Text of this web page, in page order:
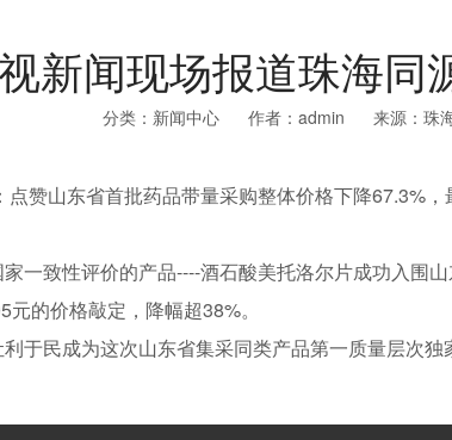
新闻现场报道珠海同
分类： 新闻中心 作者：admin 来源：珠
赞山东省首批药品带量采购整体价格下降67.3%
致性评价的产品----酒石酸美托洛尔片成功入围
的价格敲定，降幅超38%。
民成为这次山东省集采同类产品第一质量层次独